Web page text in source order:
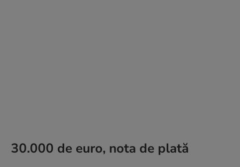
30.000 de euro, nota de plată